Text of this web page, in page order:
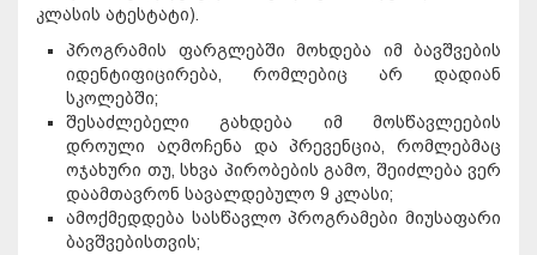
კლასის ატესტატი).
პროგრამის ფარგლებში მოხდება იმ ბავშვების
იდენტიფიცირება, რომლებიც არ დადიან
სკოლებში;
შესაძლებელი გახდება იმ მოსწავლეების
დროული აღმოჩენა და პრევენცია, რომლებმაც
ოჯახური თუ, სხვა პირობების გამო, შეიძლება ვერ
დაამთავრონ სავალდებულო 9 კლასი;
ამოქმედდება სასწავლო პროგრამები მიუსაფარი
ბავშვებისთვის;